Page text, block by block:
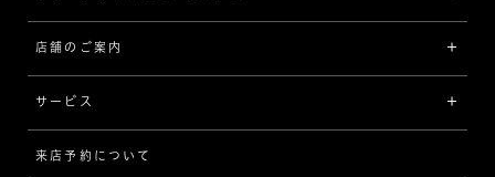
プラチナ
イエローゴールド
コンビネーション
ジュエリー一覧
リング
ネックレス/ペンダント
ラザール ダイヤモンドについて
品質
歴史
店舗のご案内
サービス
サービスについて
来店予約について